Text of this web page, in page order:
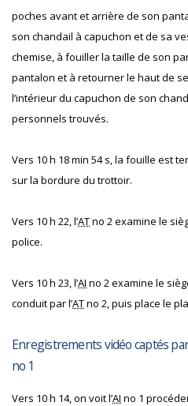
poches avant et arrière de son
son chandail à capuchon et de sa
chemise, à fouiller la taille de son
pantalon et à retourner le haut de
l’intérieur du capuchon de son
personnels trouvés.
Vers 10 h 18 min 54 s, la fouille est
sur la bordure du trottoir.
Vers 10 h 22, l’ATno 2 examine le
police.
Vers 10 h 23, l’AI no 2 examine le
conduit par l’ATno 2, puis place le
Enregistrements vidéo captés
no 1
Vers 10 h 14, on voit l’AI no 1